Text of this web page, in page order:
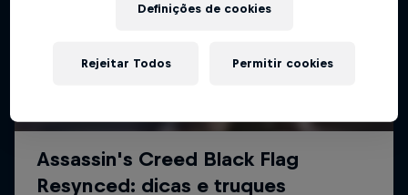
Definições de cookies
Rejeitar Todos Permitir cookies